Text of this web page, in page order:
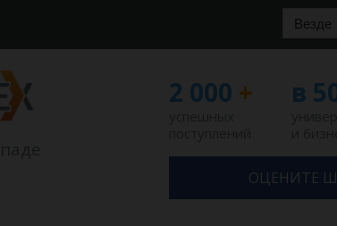
Везде
2 000 + в
ОЦЕНИТЕ